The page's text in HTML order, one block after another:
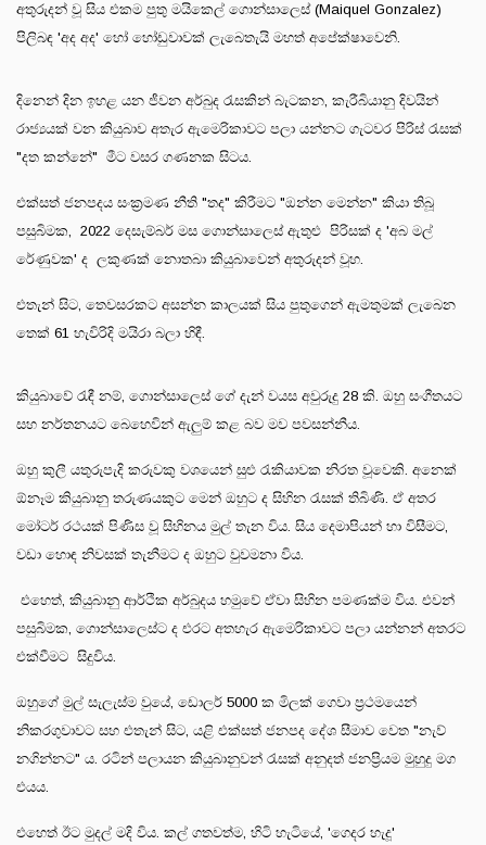
අතුරුදන් වූ සිය එකම පුතු මයිකෙල් ගොන්සාලෙස් (Maiquel Gonzalez)
පිලිබඳ 'අද අද' හෝ හෝඩුවාවක් ලැබෙතැයි මහත් අපේක්ෂාවෙනි.
දිනෙන් දින ඉහළ යන ජීවන අර්බුද රැසකින් බැටකන, කැරීබියානු දිවයින්
රාජ්‍යයක් වන කියුබාව අතැර ඇමෙරිකාවට පලා යන්නට ගැටවර පිරිස් රැසක්
"දත කන්නේ" මීට වසර ගණනක සිටය.
එක්සත් ජනපදය සංක්‍රමණ නීති "තද" කිරීමට "ඔන්න මෙන්න" කියා තිබූ
පසුබිමක, 2022 දෙසැම්බර් මස ගොන්සාලෙස් ඇතුළු පිරිසක් ද 'අබ මල්
රේණුවක' ද ලකුණක් නොතබා කියුබාවෙන් අතුරුදන් වූහ.
එතැන් සිට, තෙවසරකට අසන්න කාලයක් සිය පුතුගෙන් ඇමතුමක් ලැබෙන
තෙක් 61 හැවිරිදි මයිරා බලා හිඳී.
කියුබාවේ රැඳී නම්, ගොන්සාලෙස් ගේ දැන් වයස අවුරුදු 28 කි. ඔහු සංගීතයට
සහ නර්තනයට බෙහෙවින් ඇලුම් කළ බව මව පවසන්නීය.
ඔහු කුලී යතුරුපැදි කරුවකු වශයෙන් සුළු රැකියාවක නිරත වූවෙකි. අනෙක්
ඕනෑම කියුබානු තරුණයකුට මෙන් ඔහුට ද සිහින රැසක් තිබිණි. ඒ අතර
මෝටර් රථයක් පිණිස වූ සිහිනය මුල් තැන විය. සිය දෙමාපියන් හා විසීමට,
වඩා හොඳ නිවසක් තැනීමට ද ඔහුට වුවමනා විය.
එහෙත්, කියුබානු ආර්ථික අර්බුදය හමුවේ ඒවා සිහින පමණක්ම විය. එවන්
පසුබිමක, ගොන්සාලෙස්ට ද එරට අතහැර ඇමෙරිකාවට පලා යන්නන් අතරට
එක්වීමට සිදුවිය.
ඔහුගේ මුල් සැලැස්ම වුයේ, ඩොලර් 5000 ක මිලක් ගෙවා ප්‍රථමයෙන්
නිකරගුවාවට සහ එතැන් සිට, යළි එක්සත් ජනපද දේශ සීමාව වෙත "නැව්
නගින්නට" ය. රටින් පලායන කියුබානුවන් රැසක් අනුදත් ජනප්‍රියම මුහුදු මග
එයය.
එහෙත් ඊට මුදල් මදි විය. කල් ගතවත්ම, හිටි හැටියේ, 'ගෙදර හැදූ'